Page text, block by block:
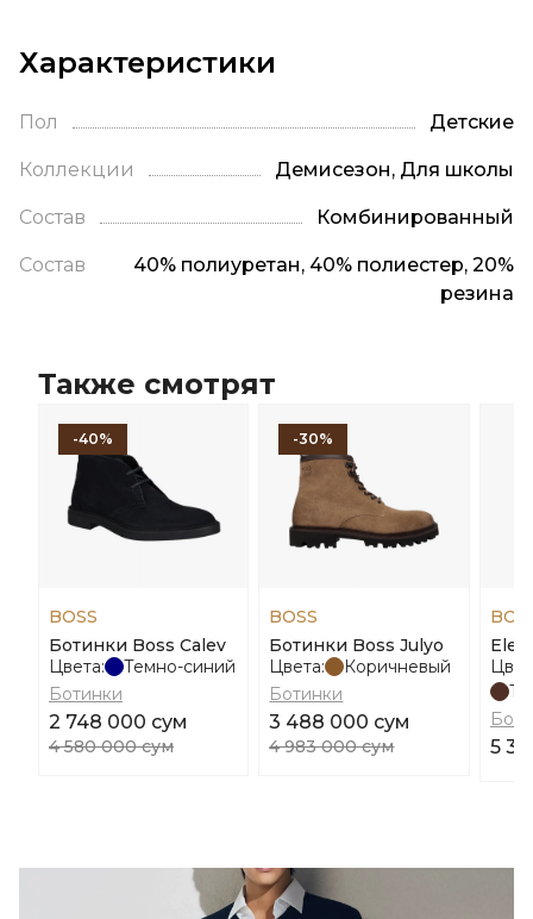
Характеристики
Пол Детские
Коллекции Демисезон, Для школы
Состав Комбинированный
Состав
40% полиуретан, 40% полиестер, 20%
резина
Также смотрят
-40%
BOSS
Ботинки Boss Calev
Цвета:
Темно-синий
Ботинки
2 748 000 сум
4 580 000 сум
-30%
BOSS
Ботинки Boss Julyo
Цвета:
Коричневый
Ботинки
3 488 000 сум
4 983 000 сум
Eleri
5